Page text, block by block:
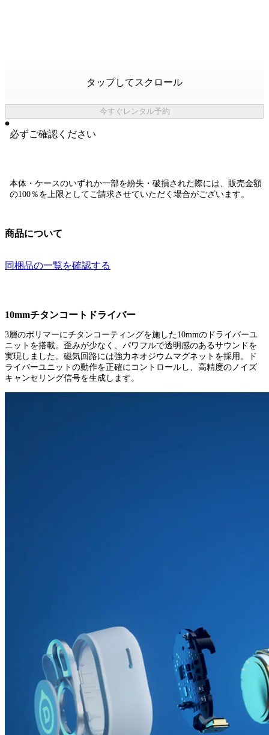
タップしてスクロール
今すぐレンタル予約
必ずご確認ください
本体・ケースのいずれか一部を紛失・破損された際には、販売金額
の100％を上限としてご請求させていただく場合がございます。
商品について
同梱品の一覧を確認する
10mmチタンコートドライバー
3層のポリマーにチタンコーティングを施した10mmのドライバーユ
ニットを搭載。歪みが少なく、パワフルで透明感のあるサウンドを
実現しました。磁気回路には強力ネオジウムマグネットを採用。ド
ライバーユニットの動作を正確にコントロールし、高精度のノイズ
キャンセリング信号を生成します。